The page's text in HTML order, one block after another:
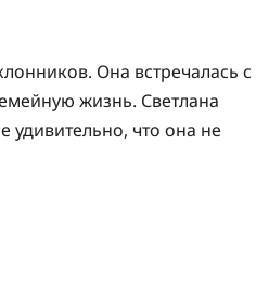
Она встречалась с
жизнь. Светлана
удивительно, что она не